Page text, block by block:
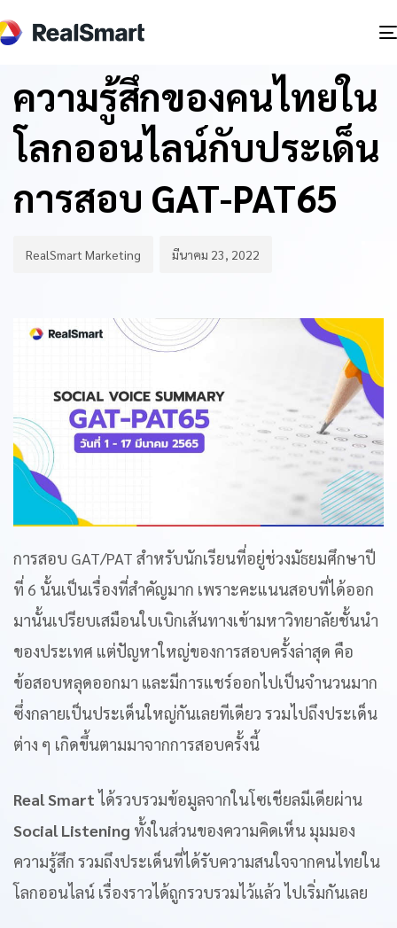
IN:
ความรู้สึกของคนไทยใน
โลกออนไลน์กับประเด็น
การสอบ GAT-PAT65
RealSmart Marketing
on:
มีนาคม 23, 2022
การสอบ GAT/PAT สำหรับนักเรียนที่อยู่ช่วงมัธยมศึกษาปี
ที่ 6 นั้นเป็นเรื่องที่สำคัญมาก เพราะคะแนนสอบที่ได้ออก
มานั้นเปรียบเสมือนใบเบิกเส้นทางเข้ามหาวิทยาลัยชั้นนำ
ของประเทศ แต่ปัญหาใหญ่ของการสอบครั้งล่าสุด คือ
ข้อสอบหลุดออกมา และมีการแชร์ออกไปเป็นจำนวนมาก
ซึ่งกลายเป็นประเด็นใหญ่กันเลยทีเดียว รวมไปถึงประเด็น
ต่าง ๆ เกิดขึ้นตามมาจากการสอบครั้งนี้
Real Smart ได้รวบรวมข้อมูลจากในโซเชียลมีเดียผ่าน
Social Listening ทั้งในส่วนของความคิดเห็น มุมมอง
ความรู้สึก รวมถึงประเด็นที่ได้รับความสนใจจากคนไทยใน
โลกออนไลน์ เรื่องราวได้ถูกรวบรวมไว้แล้ว ไปเริ่มกันเลย